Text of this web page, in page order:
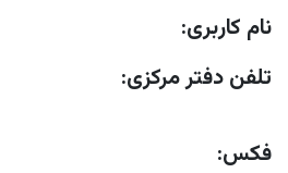
نام کاربری:
تلفن دفتر مرکزی:
فکس: